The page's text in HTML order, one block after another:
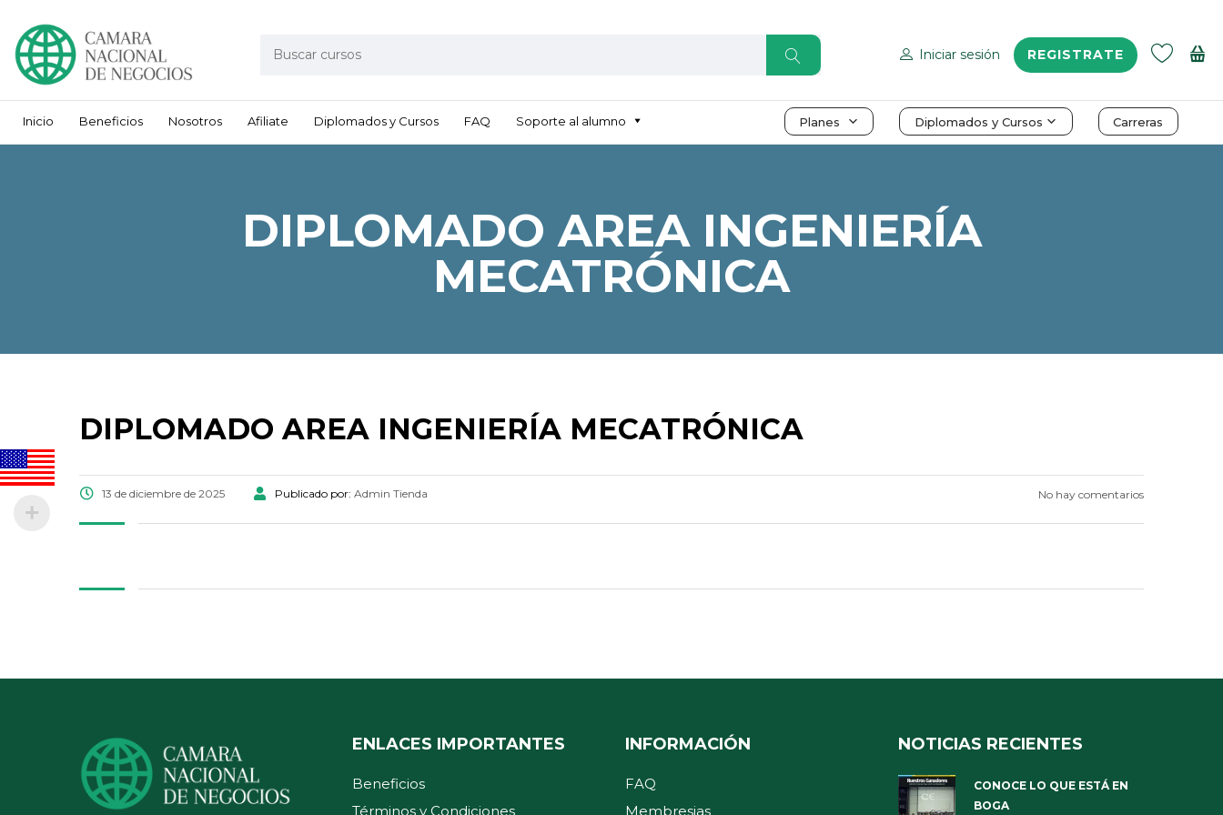
Iniciar sesión REGISTRATE
Inicio Beneficios Nosotros Afiliate Diplomados y Cursos FAQ Soporte al alumno Planes Diplomados y Cursos Carreras
DIPLOMADO AREA INGENIERÍA
MECATRÓNICA
DIPLOMADO AREA INGENIERÍA MECATRÓNICA
13 de diciembre de 2025 Publicado por: Admin Tienda No hay comentarios
ENLACES IMPORTANTES
Beneficios
Términos y Condiciones
INFORMACIÓN
FAQ
Membresias
NOTICIAS RECIENTES
CONOCE LO QUE ESTÁ EN
BOGA